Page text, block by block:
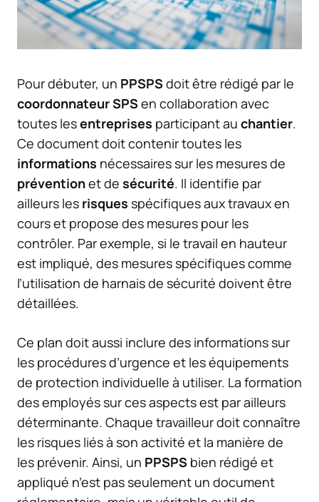
Pour débuter, un PPSPSdoit être rédigé par le
coordonnateur SPSen collaboration avec
toutes lesentreprises participant au chantier.
Ce document doit contenir toutes les
informations nécessaires sur les mesures de
préventionet de sécurité. Il identifie par
ailleurs les risques spécifiques aux travaux en
cours et propose des mesures pour les
contrôler. Par exemple, si le travail en hauteur
est impliqué, des mesures spécifiques comme
l’utilisation de harnais de sécurité doivent être
détaillées.
Ce plan doit aussi inclure des informations sur
les procédures d’urgence et les équipements
de protection individuelle à utiliser. La formation
des employés sur ces aspects est par ailleurs
déterminante. Chaque travailleur doit connaître
les risques liés à son activité et la manière de
les prévenir. Ainsi, un PPSPS bien rédigé et
appliqué n’est pas seulement un document